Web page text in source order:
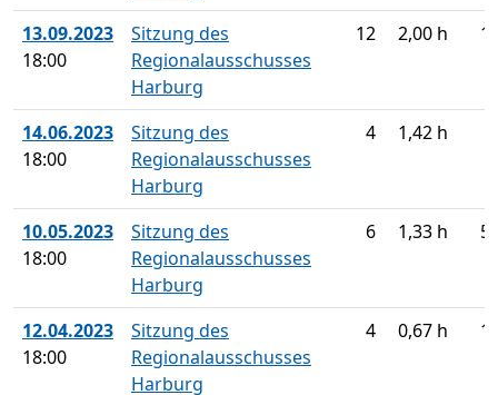
13.09.2023
18:00
Sitzung des
Regionalausschusses
Harburg
12 2,00 h
14.06.2023
18:00
Sitzung des
Regionalausschusses
Harburg
4 1,42 h
10.05.2023
18:00
Sitzung des
Regionalausschusses
Harburg
6 1,33 h
12.04.2023
18:00
Sitzung des
Regionalausschusses
Harburg
4 0,67 h